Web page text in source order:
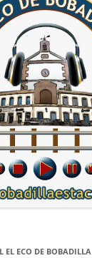
EL ECO DE BOBADILLA